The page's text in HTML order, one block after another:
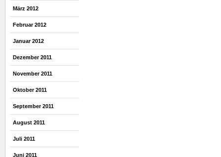
März 2012
Februar 2012
Januar 2012
Dezember 2011
November 2011
Oktober 2011
September 2011
August 2011
Juli 2011
Juni 2011